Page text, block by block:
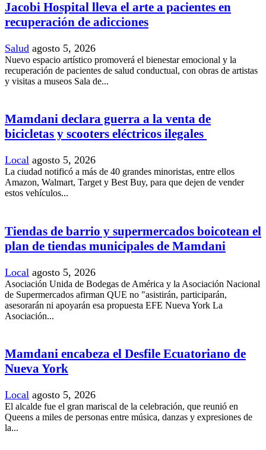
Jacobi Hospital lleva el arte a pacientes en
recuperación de adicciones
Salud agosto 5, 2026
Nuevo espacio artístico promoverá el bienestar emocional y la
recuperación de pacientes de salud conductual, con obras de artistas
y visitas a museos Sala de...
Mamdani declara guerra a la venta de
bicicletas y scooters eléctricos ilegales
Local agosto 5, 2026
La ciudad notificó a más de 40 grandes minoristas, entre ellos
Amazon, Walmart, Target y Best Buy, para que dejen de vender
estos vehículos...
Tiendas de barrio y supermercados boicotean el
plan de tiendas municipales de Mamdani
Local agosto 5, 2026
Asociación Unida de Bodegas de América y la Asociación Nacional
de Supermercados afirman QUE no "asistirán, participarán,
asesorarán ni apoyarán esa propuesta EFE Nueva York La
Asociación...
Mamdani encabeza el Desfile Ecuatoriano de
Nueva York
Local agosto 5, 2026
El alcalde fue el gran mariscal de la celebración, que reunió en
Queens a miles de personas entre música, danzas y expresiones de
la...